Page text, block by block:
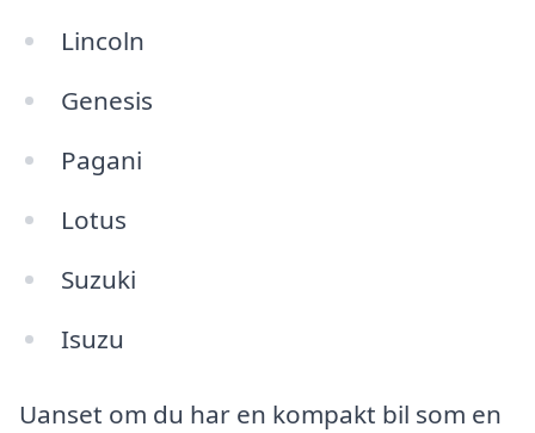
Lincoln
Genesis
Pagani
Lotus
Suzuki
Isuzu
Uanset om du har en kompakt bil som en